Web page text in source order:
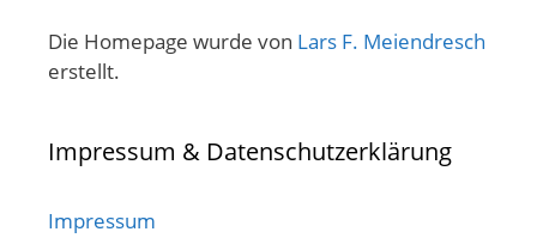
Die Homepage wurde von Lars F. Meiendresch
erstellt.
Impressum & Datenschutzerklärung
Impressum